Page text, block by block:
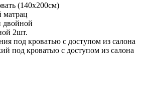
(140х200см)
матрац
2шт.
под кроватью с доступом из салона
под кроватью с доступом из салона